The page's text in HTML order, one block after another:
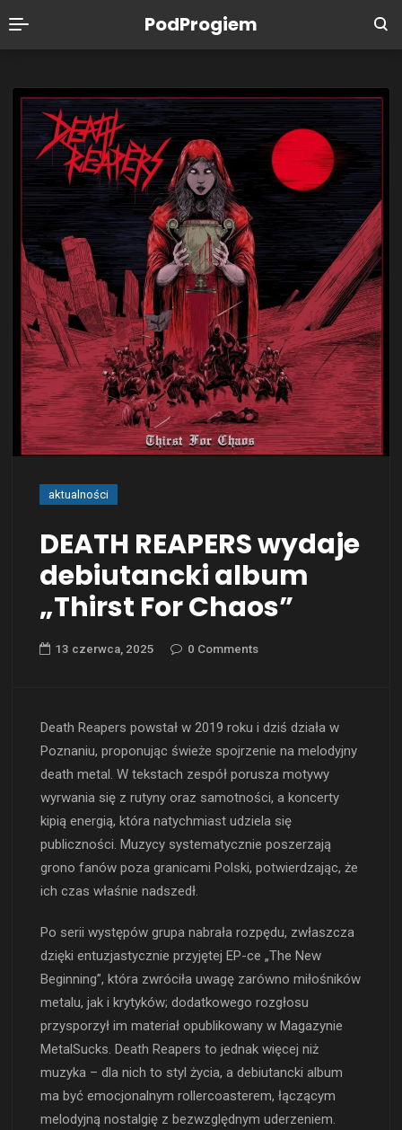
PodProgiem
aktualności
DEATH REAPERS wydaje
debiutancki album
„Thirst For Chaos”
13 czerwca, 2025 0 Comments
Death Reapers powstał w 2019 roku i dziś działa w
Poznaniu, proponując świeże spojrzenie na melodyjny
death metal. W tekstach zespół porusza motywy
wyrwania się z rutyny oraz samotności, a koncerty
kipią energią, która natychmiast udziela się
publiczności. Muzycy systematycznie poszerzają
grono fanów poza granicami Polski, potwierdzając, że
ich czas właśnie nadszedł.
Po serii występów grupa nabrała rozpędu, zwłaszcza
dzięki entuzjastycznie przyjętej EP-ce „The New
Beginning”, która zwróciła uwagę zarówno miłośników
metalu, jak i krytyków; dodatkowego rozgłosu
przysporzył im materiał opublikowany w Magazynie
MetalSucks. Death Reapers to jednak więcej niż
muzyka – dla nich to styl życia, a debiutancki album
ma być emocjonalnym rollercoasterem, łączącym
melodyjną nostalgię z bezwzględnym uderzeniem.